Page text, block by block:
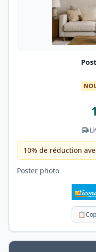
10% de réduction
Poster photo
📋